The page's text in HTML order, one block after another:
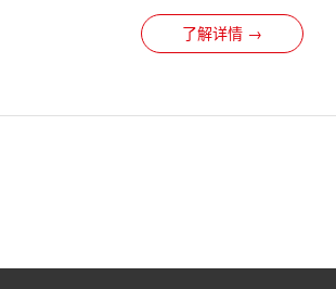
了解详情 →